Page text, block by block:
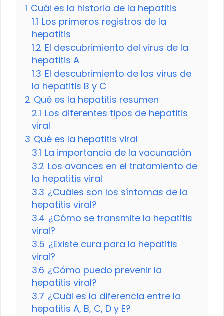
1 Cuál es la historia de la hepatitis
1.1 Los primeros registros de la
hepatitis
1.2 El descubrimiento del virus de la
hepatitis A
1.3 El descubrimiento de los virus de
la hepatitis B y C
2 Qué es la hepatitis resumen
2.1 Los diferentes tipos de hepatitis
viral
3 Qué es la hepatitis viral
3.1 La importancia de la vacunación
3.2 Los avances en el tratamiento de
la hepatitis viral
3.3 ¿Cuáles son los síntomas de la
hepatitis viral?
3.4 ¿Cómo se transmite la hepatitis
viral?
3.5 ¿Existe cura para la hepatitis
viral?
3.6 ¿Cómo puedo prevenir la
hepatitis viral?
3.7 ¿Cuál es la diferencia entre la
hepatitis A, B, C, D y E?